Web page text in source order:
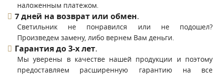
наложенным платежом.
7 дней на возврат или обмен.
Светильник не понравился или не подошел?
Произведем замену, либо вернем Вам деньги.
Гарантия до 3-х лет.
Мы уверены в качестве нашей продукции и поэтому
предоставляем расширенную гарантию на все